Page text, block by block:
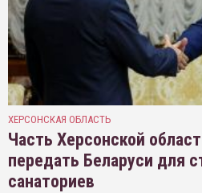
ХЕРСОНСКАЯ ОБЛАСТЬ
Часть Херсонской
передать Беларуси для
санаториев